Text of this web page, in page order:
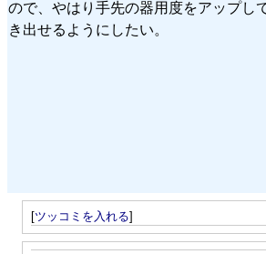
ので、やはり手先の器用度をアップし
き出せるようにしたい。
[ツッコミを入れる]